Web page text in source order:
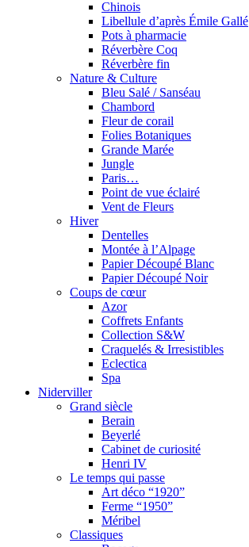
Chinois
Libellule d’après Émile Gallé
Pots à pharmacie
Réverbère Coq
Réverbère fin
Nature & Culture
Bleu Salé / Sanséau
Chambord
Fleur de corail
Folies Botaniques
Grande Marée
Jungle
Paris…
Point de vue éclairé
Vent de Fleurs
Hiver
Dentelles
Montée à l’Alpage
Papier Découpé Blanc
Papier Découpé Noir
Coups de cœur
Azor
Coffrets Enfants
Collection S&W
Craquelés & Irresistibles
Eclectica
Spa
Niderviller
Grand siècle
Berain
Beyerlé
Cabinet de curiosité
Henri IV
Le temps qui passe
Art déco “1920”
Ferme “1950”
Méribel
Classiques